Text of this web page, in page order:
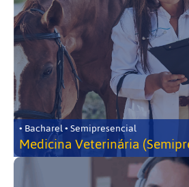
• Bacharel • Semipresencial
Medicina Veterinária